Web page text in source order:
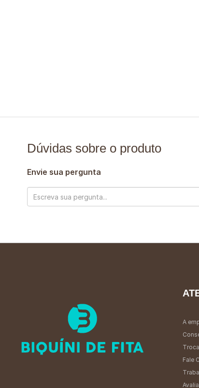
Dúvidas sobre o produto
Envie sua pergunta
A
Fale